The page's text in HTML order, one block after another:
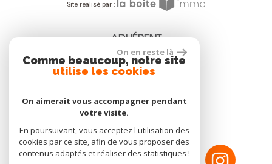
Site réalisé par :
NOUS SUIVRE
ADHÉRENT
On en reste là
Comme beaucoup, notre site
utilise les cookies
On aimerait vous accompagner pendant
votre visite.
En poursuivant, vous acceptez l'utilisation des
cookies par ce site, afin de vous proposer des
contenus adaptés et réaliser des statistiques !